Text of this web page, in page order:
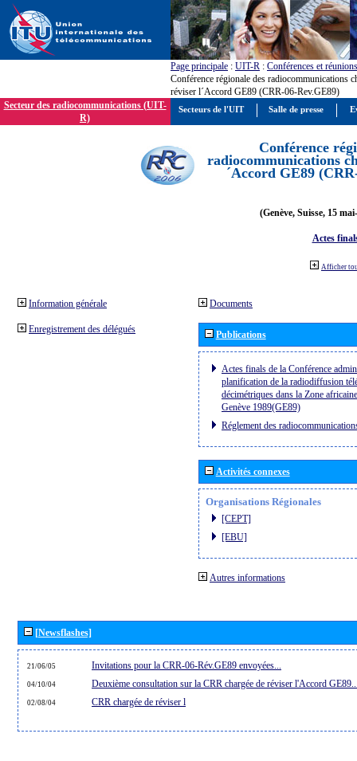
Page principale : UIT-R : Conférences et réunions
Conférence régionale des radiocommunications
réviser l´Accord GE89 (CRR-06-Rev.GE89)
Secteur des radiocommunications (UIT-
R)
Conférence
radiocommunications
´Accord GE89
(Genève, Suisse, 15
Actes
Afficher
Information générale
Enregistrement des délégués
Documents
Publications
Actes finals de la Conférence
planification de la radiodiffusion
décimétriques dans la Zone
Genève 1989(GE89)
Réglement des
Activités connexes
Organisations Régionales
[CEPT]
[EBU]
Autres informations
[Newsflashes]
21/06/05 Invitations pour la CRR-06-Rév.GE89 envoyées...
04/10/04 Deuxième consultation sur la CRR chargée de réviser l'Accord
02/08/04 CRR chargée de réviser l
Secteurs de l'UIT Salle de presse